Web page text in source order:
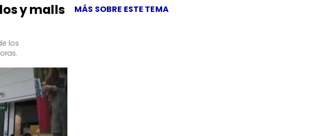
MÁS SOBRE ESTE TEMA
y malls
los